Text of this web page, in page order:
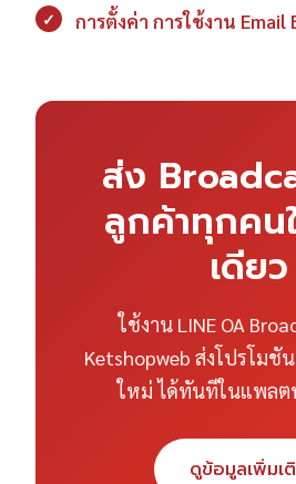
✓ การตั้งค่า การใช้งาน Email
ส่ง
ลูกค้าทุกคน
เดียว
ใช้งาน LINE OA
Ketshopweb ส่งโปรโมชั
ใหม่ ได้ทันทีในแพลต
ดูข้อมูลเพิ่มเ